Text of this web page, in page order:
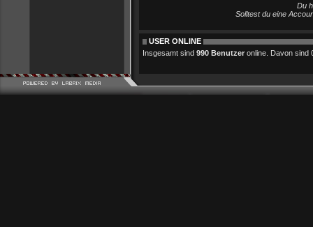
Du
Solltest du eine
USER ONLINE
Insgesamt sind 990 Benutzer online. Davon sind